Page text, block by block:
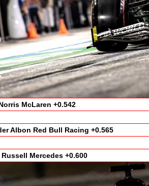
McLaren +0.542
Albon Red Bull Racing +0.565
Mercedes +0.600